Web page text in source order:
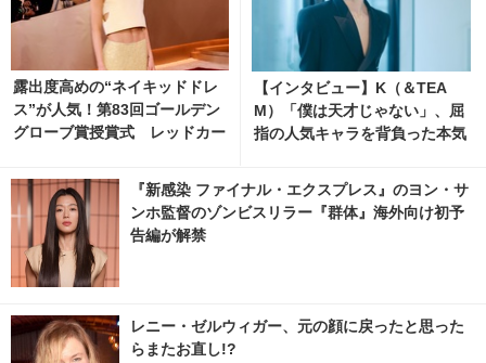
露出度高めの“ネイキッドドレ
ス”が人気！第83回ゴールデン
グローブ賞授賞式 レッドカー
【インタビュー】K（＆TEA
M）「僕は天才じゃない」、屈
指の人気キャラを背負った本気
nemacafe.net
『新感染 ファイナル・エクスプレス』のヨン・サ
ンホ監督のゾンビスリラー『群体』海外向け初予
告編が解禁
レニー・ゼルウィガー、元の顔に戻ったと思った
らまたお直し!?